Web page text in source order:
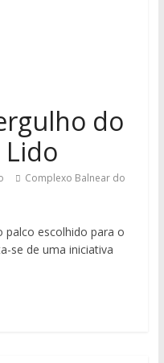
do
Lido
Complexo Balnear do
palco escolhido para o
se de uma iniciativa